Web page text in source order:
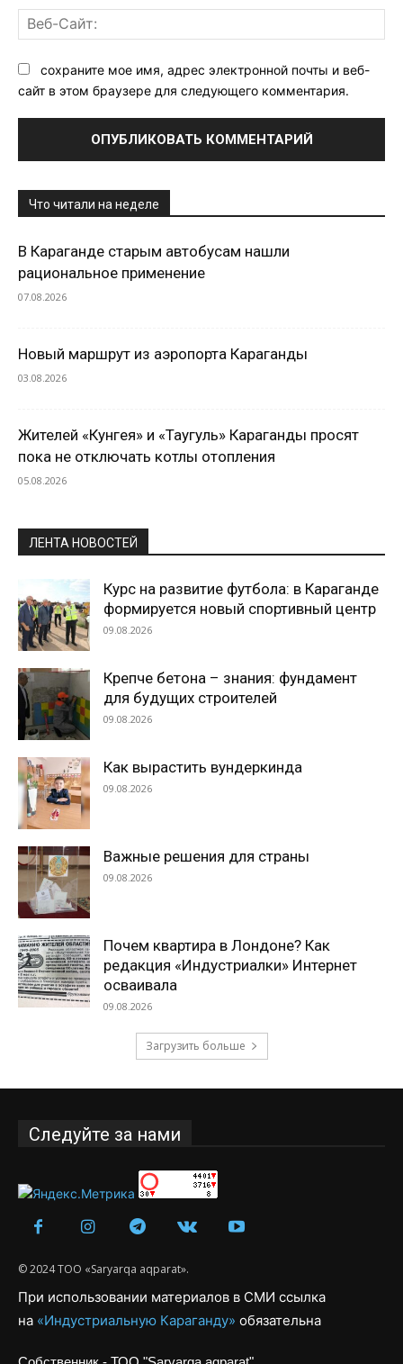
сохраните мое имя, адрес электронной почты и веб-
сайт в этом браузере для следующего комментария.
Что читали на неделе
В Караганде старым автобусам нашли
рациональное применение
07.08.2026
Новый маршрут из аэропорта Караганды
03.08.2026
Жителей «Кунгея» и «Таугуль» Караганды просят
пока не отключать котлы отопления
05.08.2026
ЛЕНТА НОВОСТЕЙ
Курс на развитие футбола: в Караганде
формируется новый спортивный центр
09.08.2026
Крепче бетона – знания: фундамент
для будущих строителей
09.08.2026
Как вырастить вундеркинда
09.08.2026
Важные решения для страны
09.08.2026
Почем квартира в Лондоне? Как
редакция «Индустриалки» Интернет
осваивала
09.08.2026
Загрузить больше
Следуйте за нами
© 2024 ТОО «Saryarqa aqparat».
При использовании материалов в СМИ ссылка
на «Индустриальную Караганду» обязательна